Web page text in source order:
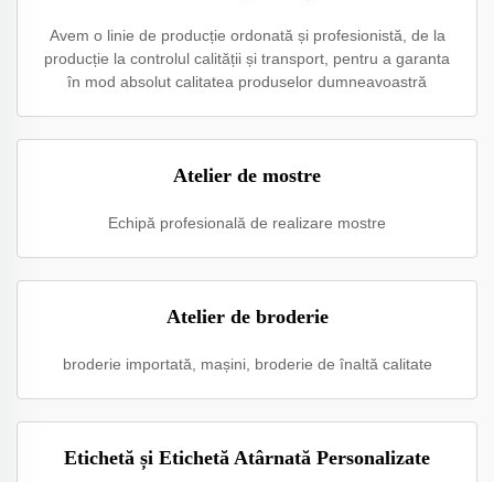
Avem o linie de producție ordonată și profesionistă, de la
producție la controlul calității și transport, pentru a garanta
în mod absolut calitatea produselor dumneavoastră
Atelier de mostre
Echipă profesională de realizare mostre
Atelier de broderie
broderie importată, mașini, broderie de înaltă calitate
Etichetă și Etichetă Atârnată Personalizate